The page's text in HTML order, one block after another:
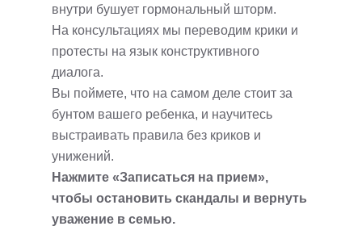
внутри бушует гормональный шторм.
На консультациях мы переводим крики и
протесты на язык конструктивного
диалога.
Вы поймете, что на самом деле стоит за
бунтом вашего ребенка, и научитесь
выстраивать правила без криков и
унижений.
Нажмите «Записаться на прием»,
чтобы остановить скандалы и вернуть
уважение в семью.